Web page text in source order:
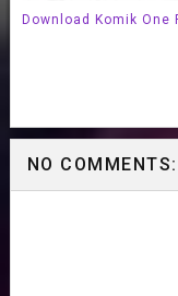
Download Komik One
NO COMMENTS: